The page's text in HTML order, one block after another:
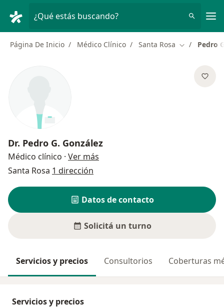
¿Qué estás buscando?
Página De Inicio Médico Clínico Santa Rosa Cambiar de
Pedro
Dr. Pedro G. González
Médico clínico · Ver más
Santa Rosa 1 dirección
Datos de contacto
Solicitá un turno
Servicios y precios Consultorios Coberturas
Servicios y precios